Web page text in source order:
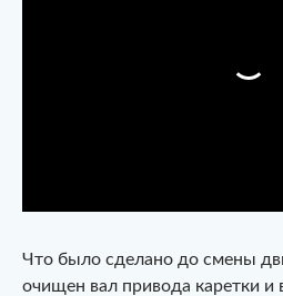
Что было сделано до смены
очищен вал привода каретки и